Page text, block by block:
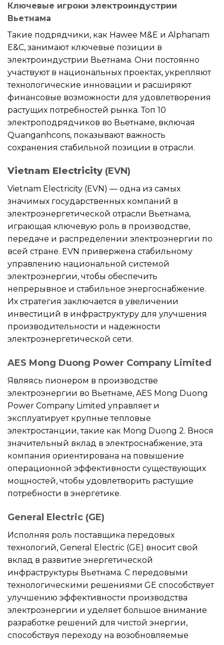
Ключевые игроки электроиндустрии
Вьетнама
Такие подрядчики, как Hawee M&E и Alphanam
E&C, занимают ключевые позиции в
электроиндустрии Вьетнама. Они постоянно
участвуют в национальных проектах, укрепляют
технологические инновации и расширяют
финансовые возможности для удовлетворения
растущих потребностей рынка. Топ 10
электроподрядчиков во Вьетнаме, включая
Quanganhcons, показывают важность
сохранения стабильной позиции в отрасли.
Vietnam Electricity(EVN)
Vietnam Electricity (EVN) — одна из самых
значимых государственных компаний в
электроэнергетической отрасли Вьетнама,
играющая ключевую роль в производстве,
передаче и распределении электроэнергии по
всей стране. EVN привержена стабильному
управлению национальной системой
электроэнергии, чтобы обеспечить
непрерывное и стабильное энергоснабжение.
Их стратегия заключается в увеличении
инвестиций в инфраструктуру для улучшения
производительности и надежности
электроэнергетической сети.
AES Mong Duong Power Company Limited
Являясь пионером в производстве
электроэнергии во Вьетнаме, AES Mong Duong
Power Company Limited управляет и
эксплуатирует крупные тепловые
электростанции, такие как Mong Duong 2. Внося
значительный вклад в электроснабжение, эта
компания ориентирована на повышение
операционной эффективности существующих
мощностей, чтобы удовлетворить растущие
потребности в энергетике.
General Electric (GE)
Исполняя роль поставщика передовых
технологий, General Electric (GE) вносит свой
вклад в развитие энергетической
инфраструктуры Вьетнама. С передовыми
технологическими решениями GE способствует
улучшению эффективности производства
электроэнергии и уделяет большое внимание
разработке решений для чистой энергии,
способствуя переходу на возобновляемые